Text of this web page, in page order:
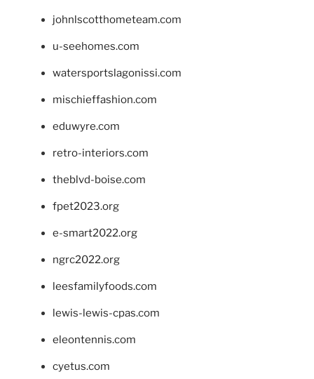
johnlscotthometeam.com
u-seehomes.com
watersportslagonissi.com
mischieffashion.com
eduwyre.com
retro-interiors.com
theblvd-boise.com
fpet2023.org
e-smart2022.org
ngrc2022.org
leesfamilyfoods.com
lewis-lewis-cpas.com
eleontennis.com
cyetus.com